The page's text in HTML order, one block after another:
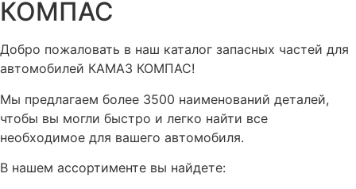
КОМПАС
Добро пожаловать в наш каталог запасных частей для
автомобилей КАМАЗ КОМПАС!
Мы предлагаем более 3500 наименований деталей,
чтобы вы могли быстро и легко найти все
необходимое для вашего автомобиля.
В нашем ассортименте вы найдете: